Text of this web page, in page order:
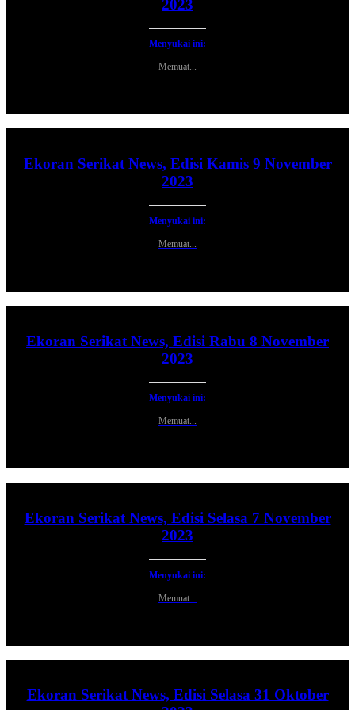
2023
Menyukai ini:
Memuat...
Ekoran Serikat News, Edisi Kamis 9 November
2023
Menyukai ini:
Memuat...
Ekoran Serikat News, Edisi Rabu 8 November
2023
Menyukai ini:
Memuat...
Ekoran Serikat News, Edisi Selasa 7 November
2023
Menyukai ini:
Memuat...
Ekoran Serikat News, Edisi Selasa 31 Oktober